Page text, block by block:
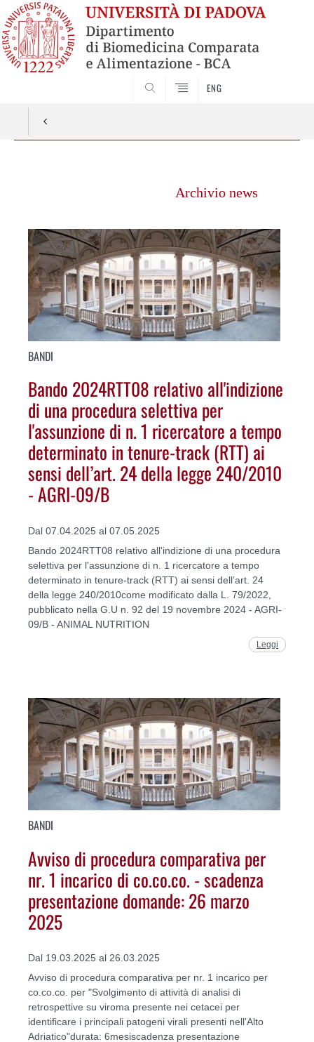
ENG
Archivio news
BANDI
Bando 2024RTT08 relativo all'indizione
di una procedura selettiva per
l'assunzione di n. 1 ricercatore a tempo
determinato in tenure-track (RTT) ai
sensi dell’art. 24 della legge 240/2010
- AGRI-09/B
Dal 07.04.2025 al 07.05.2025
Bando 2024RTT08 relativo all'indizione di una procedura
selettiva per l'assunzione di n. 1 ricercatore a tempo
determinato in tenure-track (RTT) ai sensi dell’art. 24
della legge 240/2010come modificato dalla L. 79/2022,
pubblicato nella G.U n. 92 del 19 novembre 2024 - AGRI-
09/B - ANIMAL NUTRITION
Leggi
BANDI
Avviso di procedura comparativa per
nr. 1 incarico di co.co.co. - scadenza
presentazione domande: 26 marzo
2025
Dal 19.03.2025 al 26.03.2025
Avviso di procedura comparativa per nr. 1 incarico per
co.co.co. per "Svolgimento di attività di analisi di
retrospettive su viroma presente nei cetacei per
identificare i principali patogeni virali presenti nell'Alto
Adriatico"durata: 6mesiscadenza presentazione